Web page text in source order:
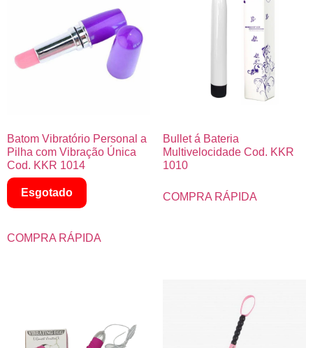
Batom Vibratório Personal a
Pilha com Vibração Única
Cod. KKR 1014
Esgotado
COMPRA RÁPIDA
Bullet á Bateria
Multivelocidade Cod. KKR
1010
COMPRA RÁPIDA